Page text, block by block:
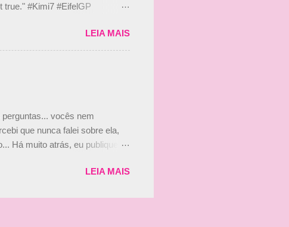
true." #Kimi7 #EifelGP
mate? 🙌 Over to you,
8, 2020 Beijinhos, Ludy
LEIA MAIS
vocês nem
que nunca falei sobre ela,
Há muito atrás, eu publiquei
que a Viviane Senna
mais a mocinha. Vick
LEIA MAIS